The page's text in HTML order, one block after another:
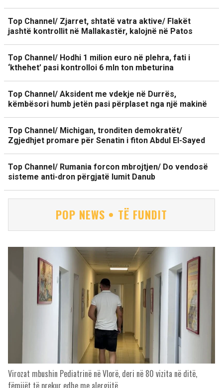
Top Channel/ Zjarret, shtatë vatra aktive/ Flakët
jashtë kontrollit në Mallakastër, kalojnë në Patos
Top Channel/ Hodhi 1 milion euro në plehra, fati i
‘kthehet’ pasi kontrolloi 6 mln ton mbeturina
Top Channel/ Aksident me vdekje në Durrës,
këmbësori humb jetën pasi përplaset nga një makinë
Top Channel/ Michigan, tronditen demokratët/
Zgjedhjet promare për Senatin i fiton Abdul El-Sayed
Top Channel/ Rumania forcon mbrojtjen/ Do vendosë
sisteme anti-dron përgjatë lumit Danub
POP NEWS • TË FUNDIT
Virozat mbushin Pediatrinë në Vlorë, deri në 80 vizita në ditë,
fëmijët të prekur edhe me alergjitë